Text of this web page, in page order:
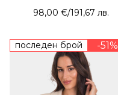
98,00 €/191,67 лв.
последен брой -51%